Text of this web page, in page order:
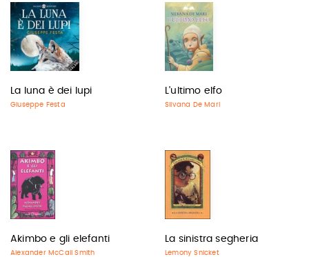
La luna è dei lupi
Giuseppe Festa
L'ultimo elfo
Silvana De Mari
Akimbo e gli elefanti
Alexander McCall Smith
La sinistra segheria
Lemony Snicket